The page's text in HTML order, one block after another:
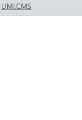
UMI.CMS